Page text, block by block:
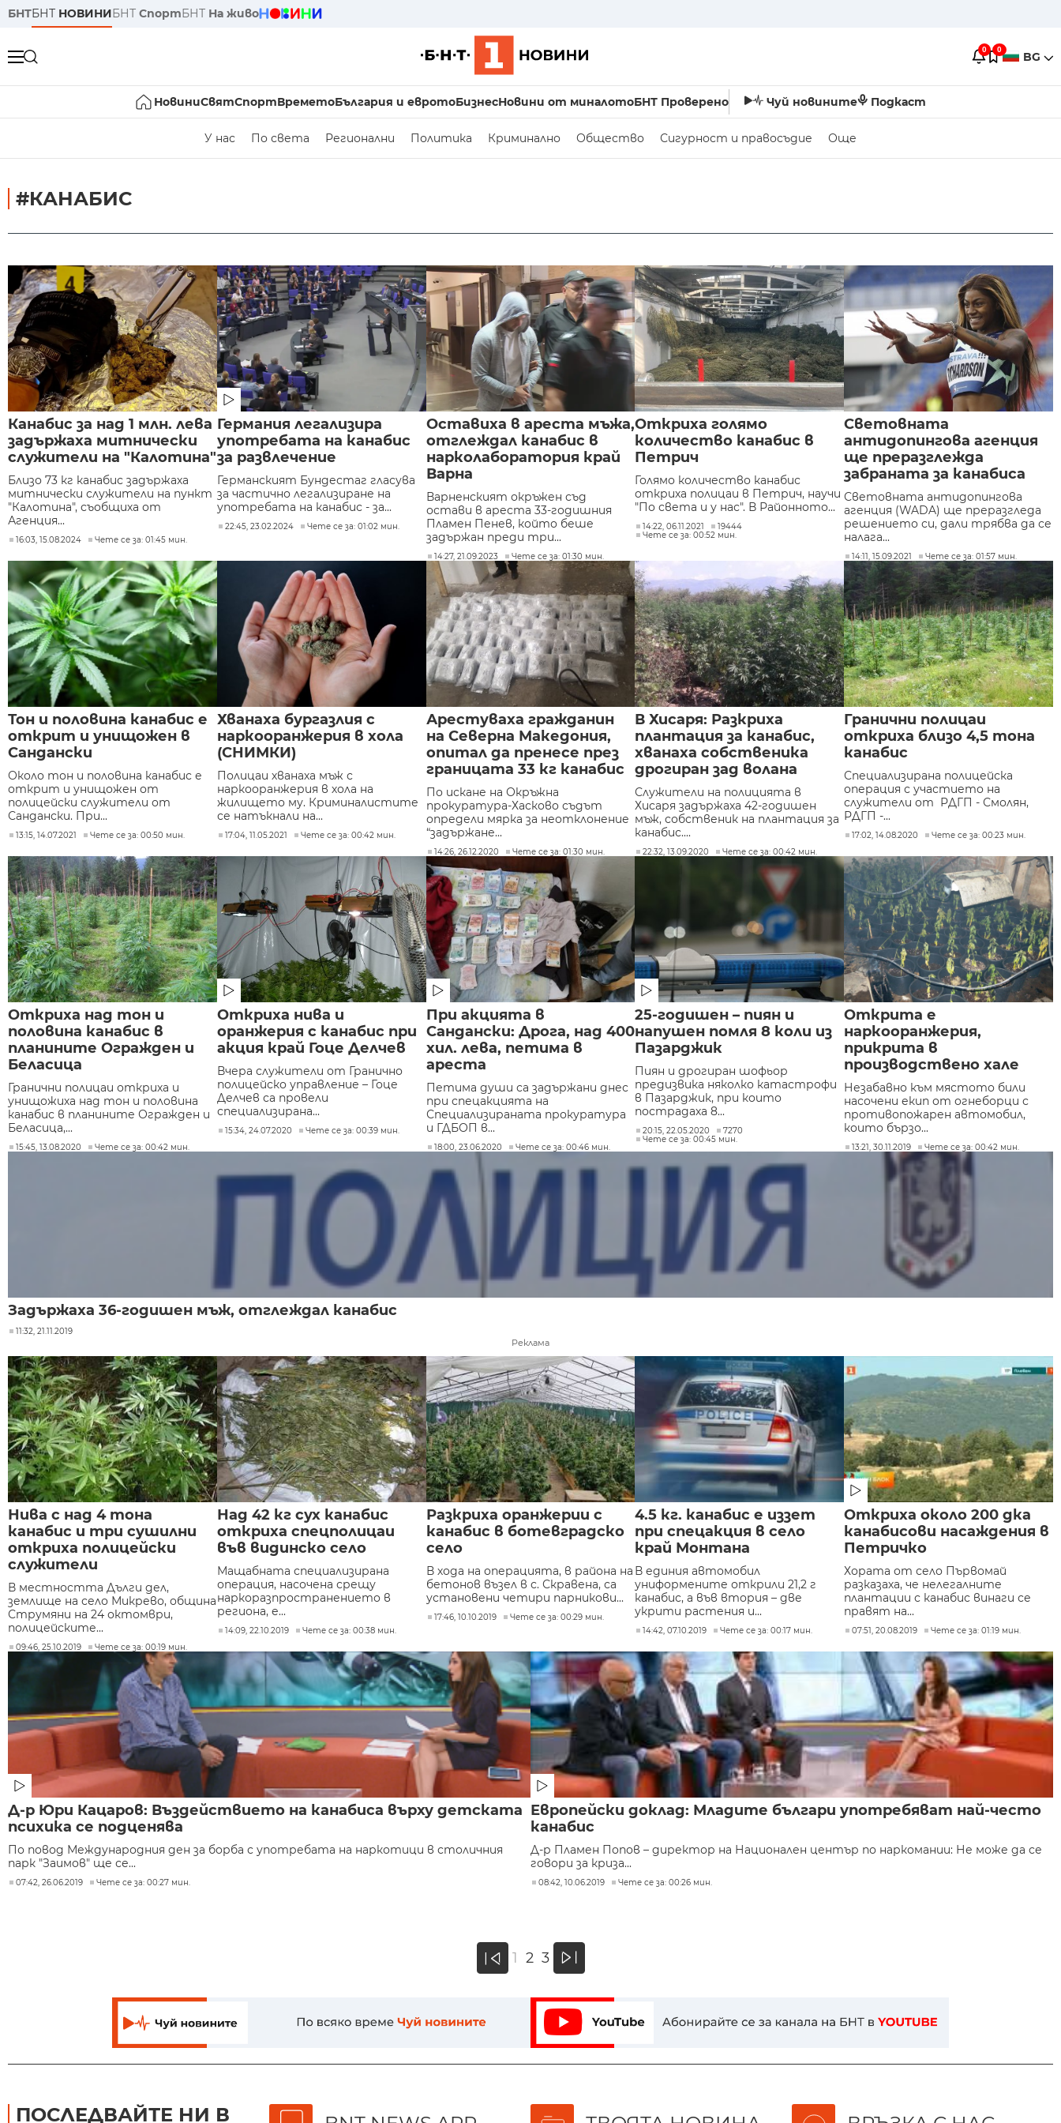
БНТБНТ НОВИНИБНТ СпортБНТ На живо
0 0 BG
НовиниСвятСпортВреметоБългария и евротоБизнесНовини от миналотоБНТ Проверено Чуй новините Подкаст
У нас По света Регионални Политика Криминално Общество Сигурност и правосъдие Още
#КАНАБИС
Канабис за над 1 млн. лева
задържаха митнически
служители на "Калотина"
Близо 73 кг канабис задържаха
митнически служители на пункт
"Калотина", съобщиха от
Агенция...
16:03, 15.08.2024 Чете се за: 01:45 мин.
Германия легализира
употребата на канабис
за развлечение
Германският Бундестаг гласува
за частично легализиране на
употребата на канабис - за...
22:45, 23.02.2024 Чете се за: 01:02 мин.
Оставиха в ареста мъжа,
отглеждал канабис в
нарколаборатория край
Варна
Варненският окръжен съд
остави в ареста 33-годишния
Пламен Пенев, който беше
задържан преди три...
14:27, 21.09.2023 Чете се за: 01:30 мин.
Откриха голямо
количество канабис в
Петрич
Голямо количество канабис
откриха полицаи в Петрич, научи
"По света и у нас". В Районното...
14:22, 06.11.2021
19444
Чете се за: 00:52 мин.
Световната
антидопингова агенция
ще преразглежда
забраната за канабиса
Световната антидопингова
агенция (WADA) ще преразгледа
решението си, дали трябва да се
налага...
14:11, 15.09.2021 Чете се за: 01:57 мин.
Тон и половина канабис е
открит и унищожен в
Сандански
Около тон и половина канабис е
открит и унищожен от
полицейски служители от
Сандански. При...
13:15, 14.07.2021 Чете се за: 00:50 мин.
Хванаха бургазлия с
наркооранжерия в хола
(СНИМКИ)
Полицаи хванаха мъж с
наркооранжерия в хола на
жилището му. Криминалистите
се натъкнали на...
17:04, 11.05.2021 Чете се за: 00:42 мин.
Арестуваха гражданин
на Северна Македония,
опитал да пренесе през
границата 33 кг канабис
По искане на Окръжна
прокуратура-Хасково съдът
определи мярка за неотклонение
“задържане...
14:26, 26.12.2020 Чете се за: 01:30 мин.
В Хисаря: Разкриха
плантация за канабис,
хванаха собственика
дрогиран зад волана
Служители на полицията в
Хисаря задържаха 42-годишен
мъж, собственик на плантация за
канабис....
22:32, 13.09.2020 Чете се за: 00:42 мин.
Гранични полицаи
откриха близо 4,5 тона
канабис
Специализирана полицейска
операция с участието на
служители от РДГП - Смолян,
РДГП -...
17:02, 14.08.2020 Чете се за: 00:23 мин.
Откриха над тон и
половина канабис в
планините Огражден и
Беласица
Гранични полицаи откриха и
унищожиха над тон и половина
канабис в планините Огражден и
Беласица,...
15:45, 13.08.2020 Чете се за: 00:42 мин.
Откриха нива и
оранжерия с канабис при
акция край Гоце Делчев
Вчера служители от Гранично
полицейско управление – Гоце
Делчев са провели
специализирана...
15:34, 24.07.2020 Чете се за: 00:39 мин.
При акцията в
Сандански: Дрога, над 400
хил. лева, петима в
ареста
Петима души са задържани днес
при спецакцията на
Специализираната прокуратура
и ГДБОП в...
18:00, 23.06.2020 Чете се за: 00:46 мин.
25-годишен – пиян и
напушен помля 8 коли из
Пазарджик
Пиян и дрогиран шофьор
предизвика няколко катастрофи
в Пазарджик, при които
пострадаха 8...
20:15, 22.05.2020
7270
Чете се за: 00:45 мин.
Открита е
наркооранжерия,
прикрита в
производствено хале
Незабавно към мястото били
насочени екип от огнеборци с
противопожарен автомобил,
които бързо...
13:21, 30.11.2019 Чете се за: 00:42 мин.
Задържаха 36-годишен мъж, отглеждал канабис
11:32, 21.11.2019
Реклама
Нива с над 4 тона
канабис и три сушилни
откриха полицейски
служители
В местността Дълги дел,
землище на село Микрево, община
Струмяни на 24 октомври,
полицейските...
09:46, 25.10.2019 Чете се за: 00:19 мин.
Над 42 кг сух канабис
откриха спецполицаи
във видинско село
Мащабната специализирана
операция, насочена срещу
наркоразпространението в
региона, е...
14:09, 22.10.2019 Чете се за: 00:38 мин.
Разкриха оранжерии с
канабис в ботевградско
село
В хода на операцията, в района на
бетонов възел в с. Скравена, са
установени четири парникови...
17:46, 10.10.2019 Чете се за: 00:29 мин.
4.5 кг. канабис е иззет
при спецакция в село
край Монтана
В единия автомобил
униформените открили 21,2 г
канабис, а във втория – две
укрити растения и...
14:42, 07.10.2019 Чете се за: 00:17 мин.
Откриха около 200 дка
канабисови насаждения в
Петричко
Хората от село Първомай
разказаха, че нелегалните
плантации с канабис винаги се
правят на...
07:51, 20.08.2019 Чете се за: 01:19 мин.
Д-р Юри Кацаров: Въздействието на канабиса върху детската
психика се подценява
По повод Международния ден за борба с употребата на наркотици в столичния
парк "Заимов" ще се...
07:42, 26.06.2019 Чете се за: 00:27 мин.
Европейски доклад: Младите българи употребяват най-често
канабис
Д-р Пламен Попов – директор на Национален център по наркомании: Не може да се
говори за криза...
08:42, 10.06.2019 Чете се за: 00:26 мин.
« 1 2 3 »
ПОСЛЕДВАЙТЕ НИ В